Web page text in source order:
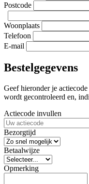
Postcode
Woonplaats
Telefoon
E-mail
Bestelgegevens
Geef hieronder je
wordt gecontroleerd en,
Actiecode invullen
Bezorgtijd
Betaalwijze
Opmerking